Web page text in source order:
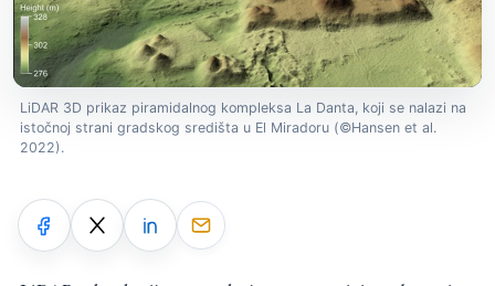
LiDAR 3D prikaz piramidalnog kompleksa La Danta, koji se nalazi na
istočnoj strani gradskog središta u El Miradoru (©Hansen et al.
2022).